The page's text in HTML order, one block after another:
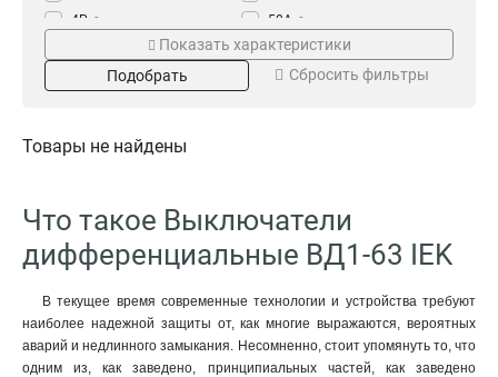
4Р 0 50А 0
40А 0
32А 0
GENERICA 0
Показать характеристики
Подобрать
Сбросить фильтры
Товары не найдены
Что такое Выключатели
дифференциальные ВД1-63 IEK
В текущее время современные технологии и устройства требуют
наиболее надежной защиты от, как многие выражаются, вероятных
аварий и недлинного замыкания. Несомненно, стоит упомянуть то, что
одним из, как заведено, принципиальных частей, как заведено